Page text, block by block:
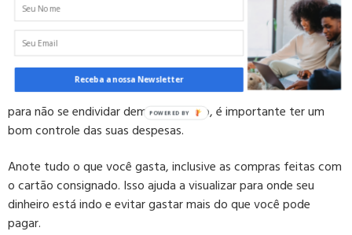
Cuidados ao Usar um Cartão de Crédito
Consignado
Mesmo com o cartão de crédito consignado sendo uma ótima
ferramenta para organizar suas finanças, é preciso ter cuidado
para não se endividar demais. Primeiro, é importante ter um
bom controle das suas despesas.
Anote tudo o que você gasta, inclusive as compras feitas com
o cartão consignado. Isso ajuda a visualizar para onde seu
dinheiro está indo e evitar gastar mais do que você pode
pagar.
Receba a nossa Newsletter